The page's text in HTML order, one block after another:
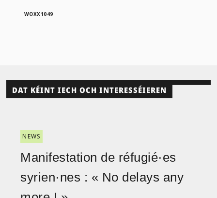
WOXX1049
DAT KÉINT IECH OCH INTERESSÉIEREN
NEWS
Manifestation de réfugié·es
syrien·nes : « No delays any